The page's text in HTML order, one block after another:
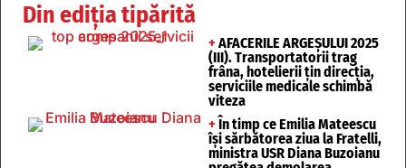
Din ediția tipărită
+ AFACERILE ARGEȘULUI 2025
(III). Transportatorii trag
frâna, hotelierii țin direcția,
serviciile medicale schimbă
viteza
+ În timp ce Emilia Mateescu
își sărbătorea ziua la Fratelli,
ministra USR Diana Buzoianu